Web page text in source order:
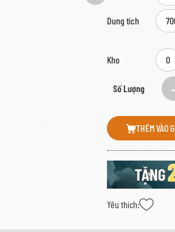
Dung tích
Kho 0
Số Lượng
THÊM VÀO
Yêu thích: